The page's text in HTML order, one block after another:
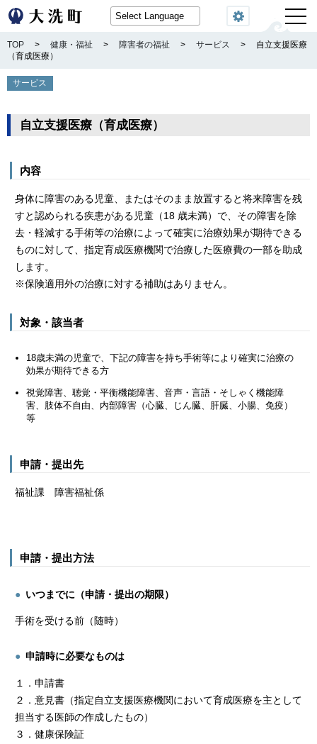
閲覧機能
TOP > 健康・福祉 > 障害者の福祉 > サービス >
自立支援医療
（育成医療）
サービス
自立支援医療（育成医療）
内容
身体に障害のある児童、またはそのまま放置すると将来障害を残
すと認められる疾患がある児童（18 歳未満）で、その障害を除
去・軽減する手術等の治療によって確実に治療効果が期待できる
ものに対して、指定育成医療機関で治療した医療費の一部を助成
します。
※保険適用外の治療に対する補助はありません。
対象・該当者
18歳未満の児童で、下記の障害を持ち手術等により確実に治療の
効果が期待できる方
視覚障害、聴覚・平衡機能障害、音声・言語・そしゃく機能障
害、肢体不自由、内部障害（心臓、じん臓、肝臓、小腸、免疫）
等
申請・提出先
福祉課 障害福祉係
申請・提出方法
いつまでに（申請・提出の期限）
手術を受ける前（随時）
申請時に必要なものは
１．申請書
２．意見書（指定自立支援医療機関において育成医療を主として
担当する医師の作成したもの）
３．健康保険証